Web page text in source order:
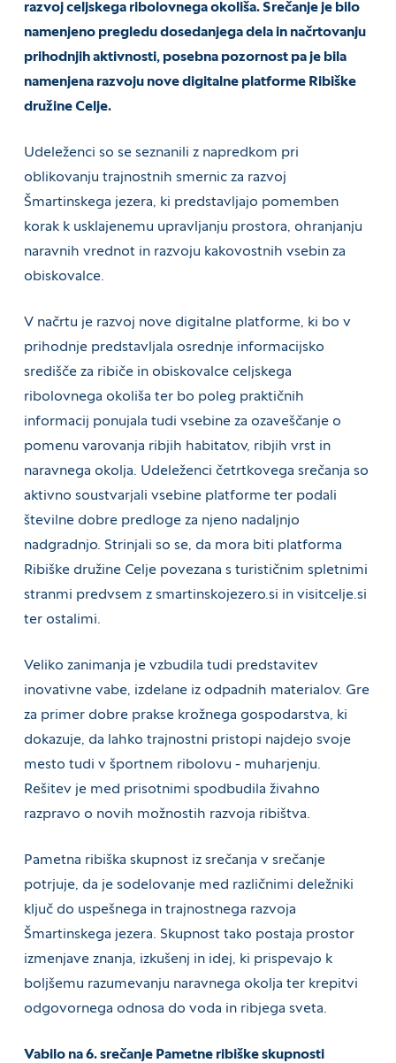
razvoj celjskega ribolovnega okoliša. Srečanje je bilo
namenjeno pregledu dosedanjega dela in načrtovanju
prihodnjih aktivnosti, posebna pozornost pa je bila
namenjena razvoju nove digitalne platforme Ribiške
družine Celje.
Udeleženci so se seznanili z napredkom pri
oblikovanju trajnostnih smernic za razvoj
Šmartinskega jezera, ki predstavljajo pomemben
korak k usklajenemu upravljanju prostora, ohranjanju
naravnih vrednot in razvoju kakovostnih vsebin za
obiskovalce.
V načrtu je razvoj nove digitalne platforme, ki bo v
prihodnje predstavljala osrednje informacijsko
središče za ribiče in obiskovalce celjskega
ribolovnega okoliša ter bo poleg praktičnih
informacij ponujala tudi vsebine za ozaveščanje o
pomenu varovanja ribjih habitatov, ribjih vrst in
naravnega okolja. Udeleženci četrtkovega srečanja so
aktivno soustvarjali vsebine platforme ter podali
številne dobre predloge za njeno nadaljnjo
nadgradnjo. Strinjali so se, da mora biti platforma
Ribiške družine Celje povezana s turističnim spletnimi
stranmi predvsem z smartinskojezero.si in visitcelje.si
ter ostalimi.
Veliko zanimanja je vzbudila tudi predstavitev
inovativne vabe, izdelane iz odpadnih materialov. Gre
za primer dobre prakse krožnega gospodarstva, ki
dokazuje, da lahko trajnostni pristopi najdejo svoje
mesto tudi v športnem ribolovu - muharjenju.
Rešitev je med prisotnimi spodbudila živahno
razpravo o novih možnostih razvoja ribištva.
Pametna ribiška skupnost iz srečanja v srečanje
potrjuje, da je sodelovanje med različnimi deležniki
ključ do uspešnega in trajnostnega razvoja
Šmartinskega jezera. Skupnost tako postaja prostor
izmenjave znanja, izkušenj in idej, ki prispevajo k
boljšemu razumevanju naravnega okolja ter krepitvi
odgovornega odnosa do voda in ribjega sveta.
Vabilo na 6. srečanje Pametne ribiške skupnosti